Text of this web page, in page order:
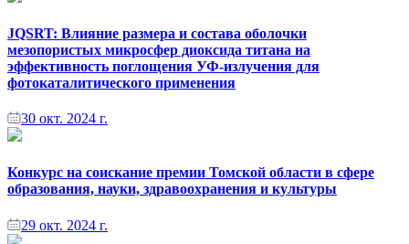
JQSRT: Влияние размера и состава оболочки
мезопористых микросфер диоксида титана на
эффективность поглощения УФ-излучения для
фотокаталитического применения
30 окт. 2024 г.
Конкурс на соискание премии Томской области в сфере
образования, науки, здравоохранения и культуры
29 окт. 2024 г.